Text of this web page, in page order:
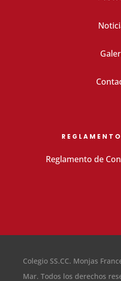
Reglamento de
Colegio SS.CC. Monjas
Mar. Todos los derechos